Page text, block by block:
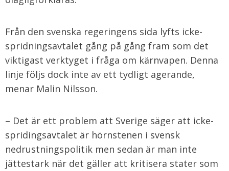
Från den svenska regeringens sida lyfts icke-
spridningsavtalet gång på gång fram som det
viktigast verktyget i fråga om kärnvapen. Denna
linje följs dock inte av ett tydligt agerande,
menar Malin Nilsson.
– Det är ett problem att Sverige säger att icke-
spridingsavtalet är hörnstenen i svensk
nedrustningspolitik men sedan är man inte
jättestark när det gäller att kritisera stater som